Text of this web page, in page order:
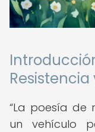
La poesía de
un vehículo